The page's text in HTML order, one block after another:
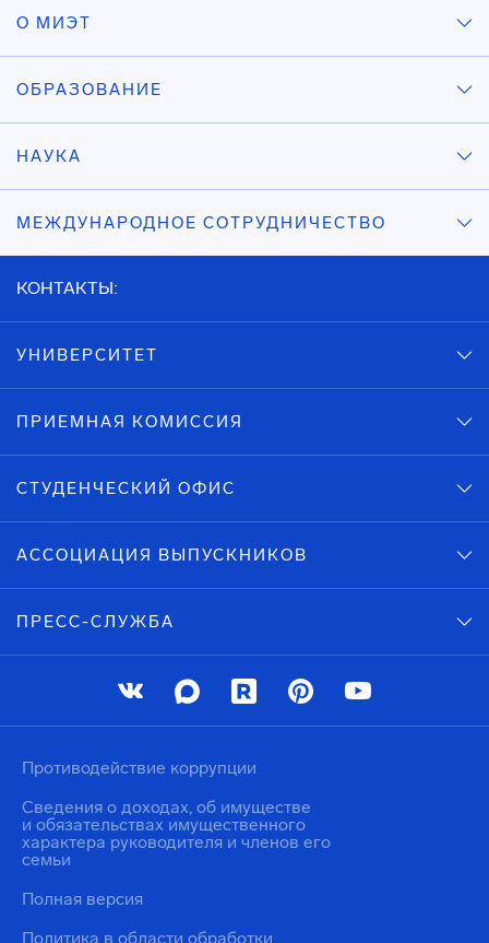
О МИЭТ
ОБРАЗОВАНИЕ
НАУКА
МЕЖДУНАРОДНОЕ СОТРУДНИЧЕСТВО
КОНТАКТЫ:
УНИВЕРСИТЕТ
ПРИЕМНАЯ КОМИССИЯ
СТУДЕНЧЕСКИЙ ОФИС
АССОЦИАЦИЯ ВЫПУСКНИКОВ
ПРЕСС-СЛУЖБА
Политика в области обработки
Противодействие коррупции
Сведения о доходах, об имуществе
и обязательствах имущественного
характера руководителя и членов его
семьи
Полная версия